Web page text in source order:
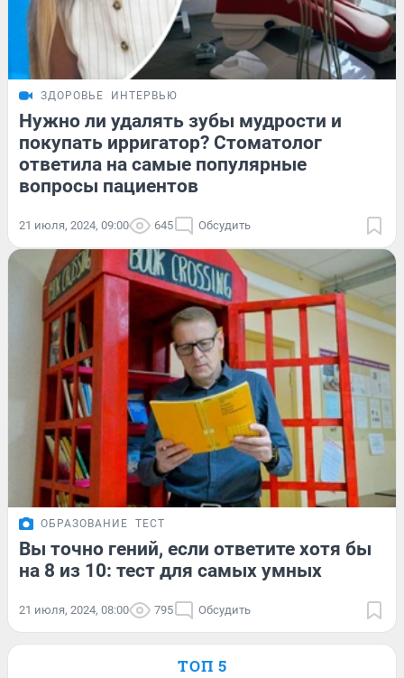
ЗДОРОВЬЕ ИНТЕРВЬЮ
Нужно ли удалять зубы мудрости и
покупать ирригатор? Стоматолог
ответила на самые популярные
вопросы пациентов
21 июля, 2024, 09:00 645 Обсудить
ОБРАЗОВАНИЕ ТЕСТ
Вы точно гений, если ответите хотя бы
на 8 из 10: тест для самых умных
21 июля, 2024, 08:00 795 Обсудить
ТОП 5